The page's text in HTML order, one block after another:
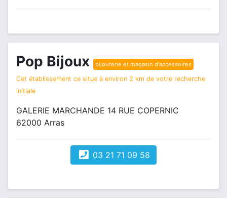
Pop Bijoux bijouterie et magasin d'accessoires
Cet établissement ce situe à environ 2 km de votre recherche
initiale
GALERIE MARCHANDE 14 RUE COPERNIC
62000 Arras
03 21 71 09 58